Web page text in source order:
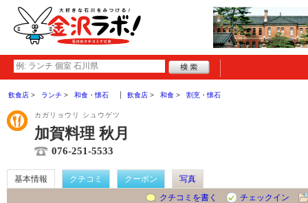
飲食店 ランチ 和食・懐石 飲食店 和食 割烹・懐石
カガリョウリ シュウゲツ
加賀料理 秋月
076-251-5533
基本情報 クチコミ クーポン
写真
クチコミを書く
チェックイン